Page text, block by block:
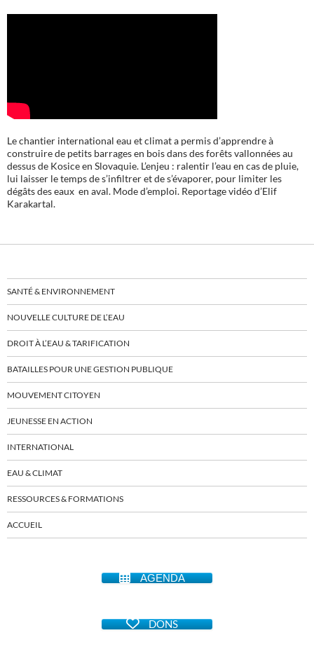
Le chantier international eau et climat a permis d’apprendre à
construire de petits barrages en bois dans des forêts vallonnées au
dessus de Kosice en Slovaquie. L’enjeu : ralentir l’eau en cas de pluie,
lui laisser le temps de s’infiltrer et de s’évaporer, pour limiter les
dégâts des eaux en aval. Mode d’emploi. Reportage vidéo d’Elif
Karakartal.
SANTÉ & ENVIRONNEMENT
NOUVELLE CULTURE DE L’EAU
DROIT À L’EAU & TARIFICATION
BATAILLES POUR UNE GESTION PUBLIQUE
MOUVEMENT CITOYEN
JEUNESSE EN ACTION
INTERNATIONAL
EAU & CLIMAT
RESSOURCES & FORMATIONS
ACCUEIL
AGENDA
DONS